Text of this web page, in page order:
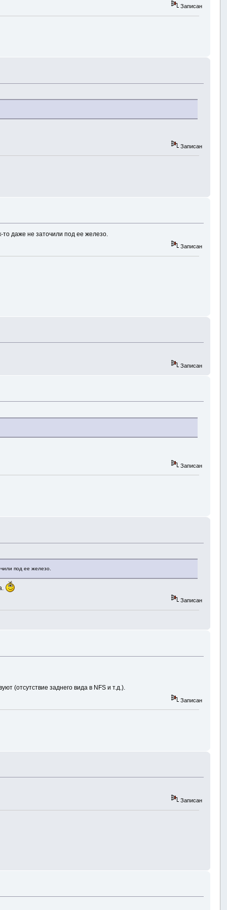
Записан
Записан
даже не заточили под ее железо.
Записан
Записан
Записан
под ее железо.
Записан
(отсутствие заднего вида в NFS и т.д.).
Записан
Записан